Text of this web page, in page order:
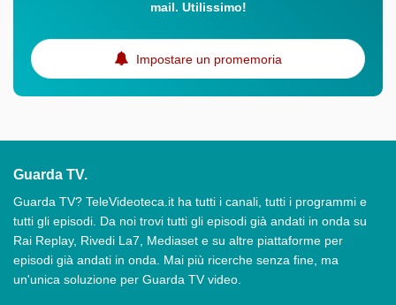
mail. Utilissimo!
Impostare un promemoria
Guarda TV.
Guarda TV? TeleVideoteca.it ha tutti i canali, tutti i programmi e
tutti gli episodi. Da noi trovi tutti gli episodi già andati in onda su
Rai Replay, Rivedi La7, Mediaset e su altre piattaforme per
episodi già andati in onda. Mai più ricerche senza fine, ma
un'unica soluzione per Guarda TV video.